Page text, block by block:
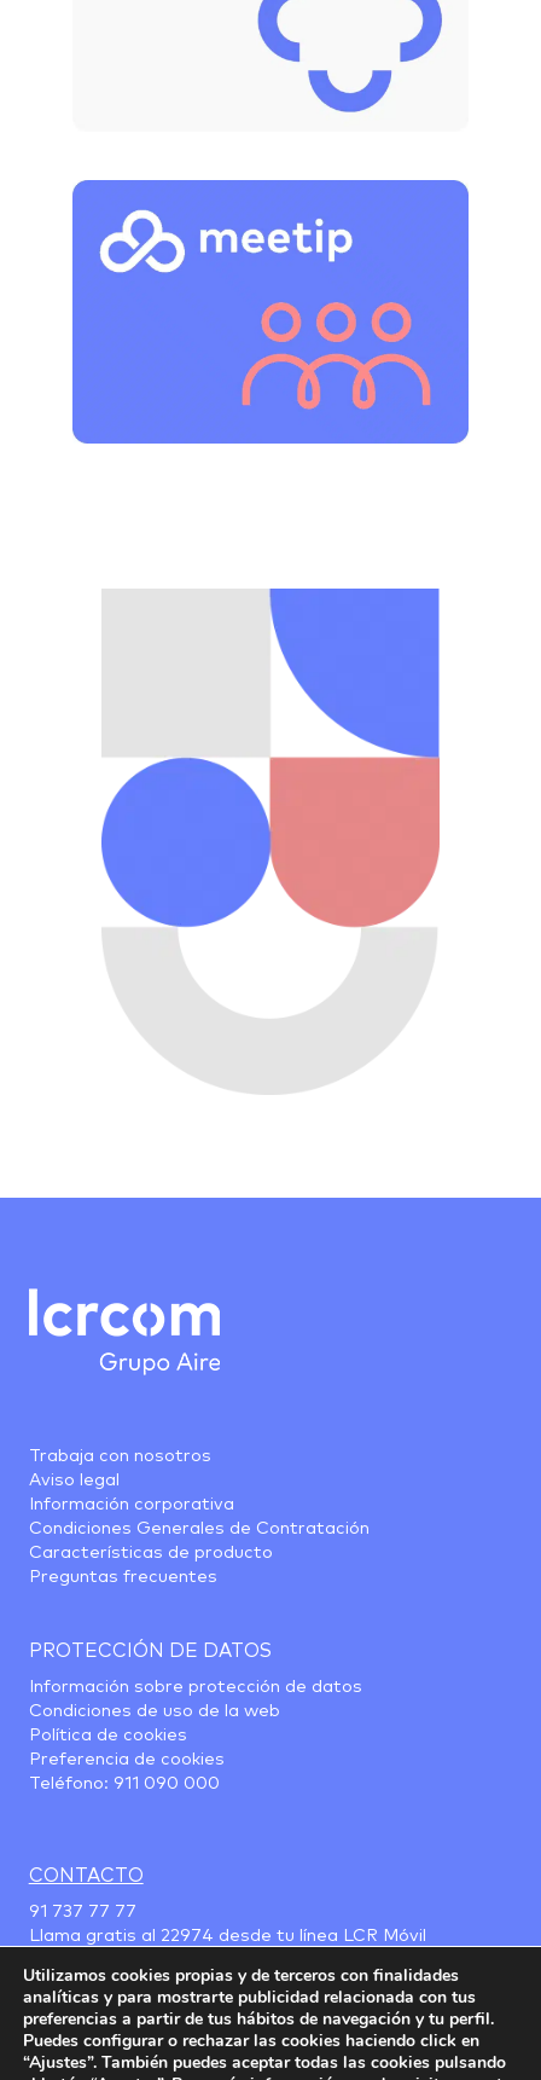
Trabaja con nosotros
Aviso legal
Información corporativa
Condiciones Generales de Contratación
Características de producto
Preguntas frecuentes
PROTECCIÓN DE DATOS
Información sobre protección de datos
Condiciones de uso de la web
Política de cookies
Preferencia de cookies
Teléfono: 911 090 000
CONTACTO
91 737 77 77
Llama gratis al 22974 desde tu línea LCR Móvil
Utilizamos cookies propias y de terceros con finalidades
analíticas y para mostrarte publicidad relacionada con tus
preferencias a partir de tus hábitos de navegación y tu perfil.
Puedes configurar o rechazar las cookies haciendo click en
“Ajustes”. También puedes aceptar todas las cookies pulsando